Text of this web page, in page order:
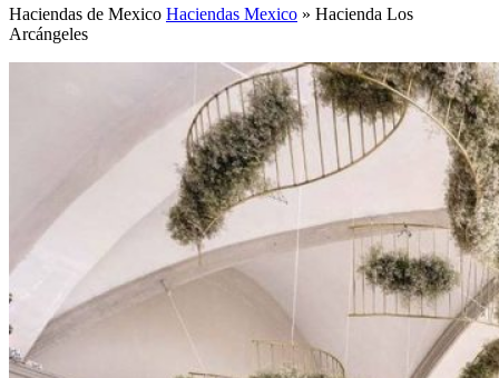
Haciendas de Mexico Haciendas Mexico » Hacienda Los
Arcángeles